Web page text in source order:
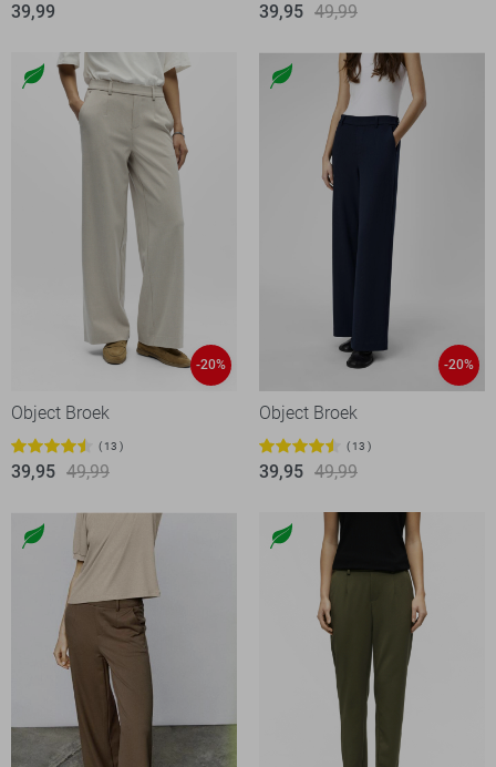
39,99 39,95 49,99
-20%
Object Broek
13
39,95 49,99
-20%
Object Broek
13
39,95 49,99